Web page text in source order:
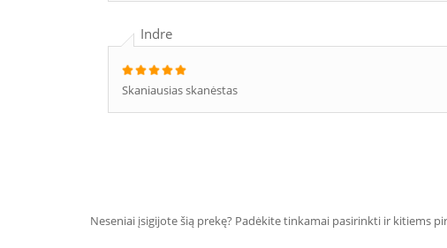
Indre
Skaniausias skanėstas
Neseniai įsigijote šią prekę? Padėkite tinkamai pasirinkti ir kitiems